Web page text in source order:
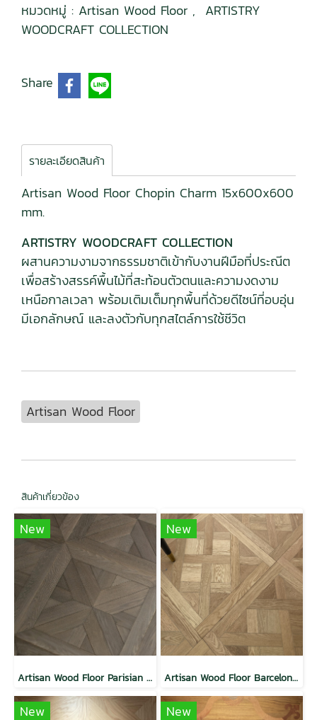
หมวดหมู่ : Artisan Wood Floor , ARTISTRY
WOODCRAFT COLLECTION
Share
รายละเอียดสินค้า
Artisan Wood Floor Chopin Charm 15x600x600
mm.
ARTISTRY WOODCRAFT COLLECTION
ผสานความงามจากธรรมชาติเข้ากับงานฝีมือที่ประณีต
เพื่อสร้างสรรค์พื้นไม้ที่สะท้อนตัวตนและความงดงาม
เหนือกาลเวลา พร้อมเติมเต็มทุกพื้นที่ด้วยดีไซน์ที่อบอุ่น
มีเอกลักษณ์ และลงตัวกับทุกสไตล์การใช้ชีวิต
Artisan Wood Floor
สินค้าเกี่ยวข้อง
New
Artisan Wood Floor Parisian Oak
New
Artisan Wood Floor Barcelona Brilliance
New New